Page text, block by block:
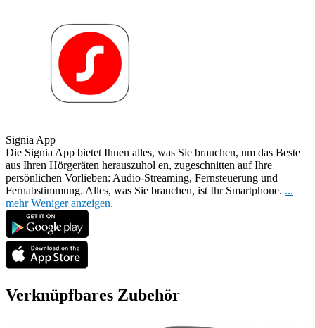
Signia App
Die Signia App bietet Ihnen alles, was Sie brauchen, um das Beste
aus Ihren Hörgeräten herauszuhol en, zugeschnitten auf Ihre
persönlichen Vorlieben: Audio-Streaming, Fernsteuerung und
Fernabstimmung. Alles, was Sie brauchen, ist Ihr Smartphone. ...
mehr Weniger anzeigen.
Verknüpfbares Zubehör